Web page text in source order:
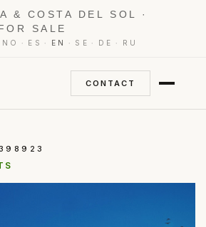
& COSTA DEL SOL ·
SALE
NO · ES · EN · SE · DE · RU
CONTACT